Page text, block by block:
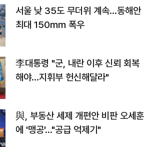
서울 낮 35도 무더위 계속…동해안
최대 150㎜ 폭우
李대통령 "군, 내란 이후 신뢰 회복
해야…지휘부 헌신해달라"
與, 부동산 세제 개편안 비판 오세훈
에 '맹공'…"공급 억제기"